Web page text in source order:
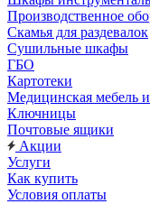
Производственное
Скамья для раздевалок
Сушильные шкафы
ГБО
Картотеки
Медицинская мебель
Ключницы
Почтовые ящики
Акции
Услуги
Как купить
Условия оплаты